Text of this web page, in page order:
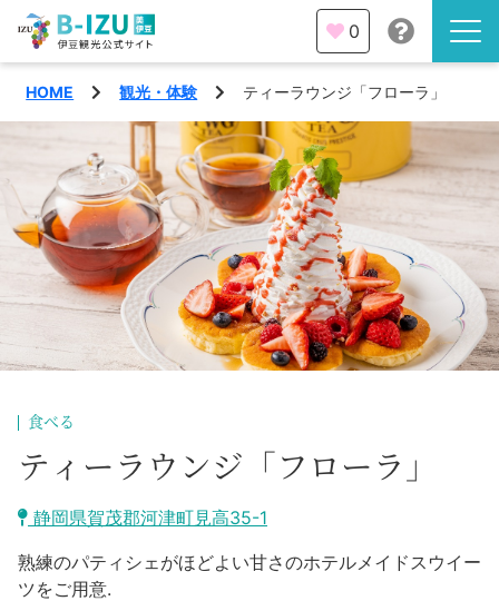
伊豆半島を知る
伊豆のみどころ
みる
あそぶ
あじわう
観光・体験
イベント
エリア
熱海市
沼津市
三島市
特集
旅の計画
モデルコース
宿泊・予約
0
HOME 観光・体験 ティーラウンジ「フローラ」
食べる
ティーラウンジ「フローラ」
静岡県賀茂郡河津町見高35-1
熟練のパティシェがほどよい甘さのホテルメイドスウイー
ツをご用意.